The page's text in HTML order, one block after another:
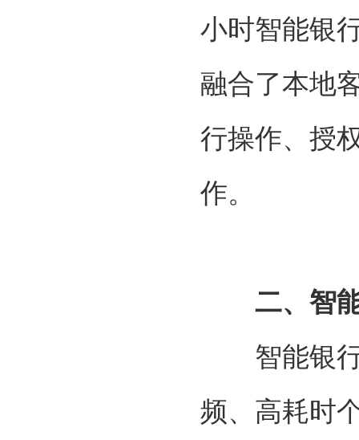
小时智能银
融合了本地
行操作、授
作。
二、智
智能银行
频、高耗时